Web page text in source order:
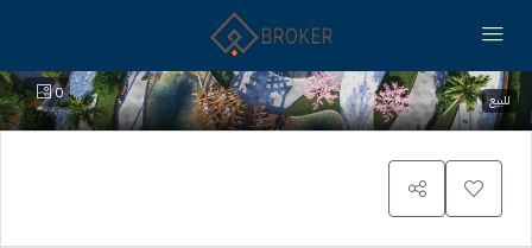
0 للبيع